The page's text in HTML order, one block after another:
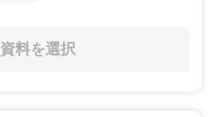
資料を選択